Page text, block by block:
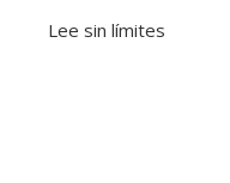
Lee sin límites